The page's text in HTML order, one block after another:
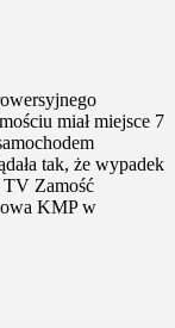
miał miejsce 7
tak, że wypadek
TV Zamość
KMP w